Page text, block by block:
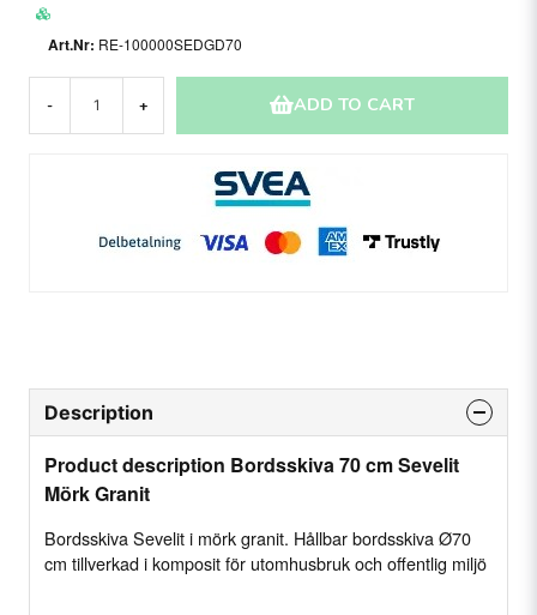
RE-100000SEDGD70
- + ADD TO CART
Description
Product description Bordsskiva 70 cm Sevelit
Mörk Granit
Bordsskiva Sevelit i mörk granit. Hållbar bordsskiva Ø70
cm tillverkad i komposit för utomhusbruk och offentlig miljö